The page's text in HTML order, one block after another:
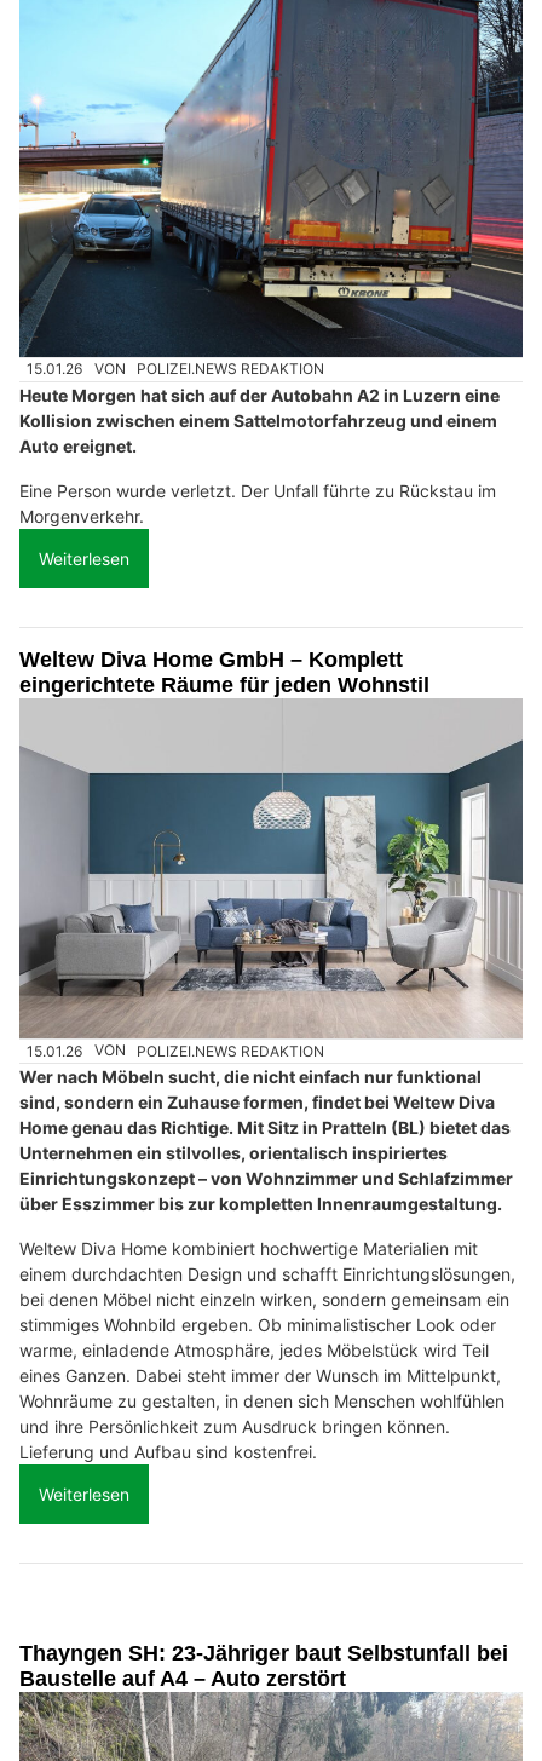
15.01.26 VON POLIZEI.NEWS REDAKTION
Heute Morgen hat sich auf der Autobahn A2 in Luzern eine
Kollision zwischen einem Sattelmotorfahrzeug und einem
Auto ereignet.
Eine Person wurde verletzt. Der Unfall führte zu Rückstau im
Morgenverkehr.
Weiterlesen
Weltew Diva Home GmbH – Komplett
eingerichtete Räume für jeden Wohnstil
15.01.26 VON POLIZEI.NEWS REDAKTION
Wer nach Möbeln sucht, die nicht einfach nur funktional
sind, sondern ein Zuhause formen, findet bei Weltew Diva
Home genau das Richtige. Mit Sitz in Pratteln (BL) bietet das
Unternehmen ein stilvolles, orientalisch inspiriertes
Einrichtungskonzept – von Wohnzimmer und Schlafzimmer
über Esszimmer bis zur kompletten Innenraumgestaltung.
Weltew Diva Home kombiniert hochwertige Materialien mit
einem durchdachten Design und schafft Einrichtungslösungen,
bei denen Möbel nicht einzeln wirken, sondern gemeinsam ein
stimmiges Wohnbild ergeben. Ob minimalistischer Look oder
warme, einladende Atmosphäre, jedes Möbelstück wird Teil
eines Ganzen. Dabei steht immer der Wunsch im Mittelpunkt,
Wohnräume zu gestalten, in denen sich Menschen wohlfühlen
und ihre Persönlichkeit zum Ausdruck bringen können.
Lieferung und Aufbau sind kostenfrei.
Weiterlesen
Thayngen SH: 23-Jähriger baut Selbstunfall bei
Baustelle auf A4 – Auto zerstört